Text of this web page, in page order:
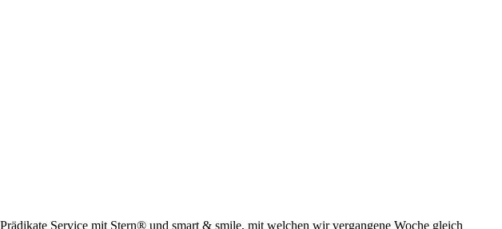
Service mit Stern® und smart & smile, mit welchen wir vergangene Woche gleich